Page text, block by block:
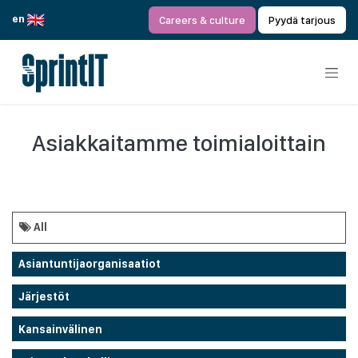
en
Careers & culture Pyydä tarjous
Asiakkaitamme toimialoittain
All
Asiantuntijaorganisaatiot
Järjestöt
Kansainvälinen